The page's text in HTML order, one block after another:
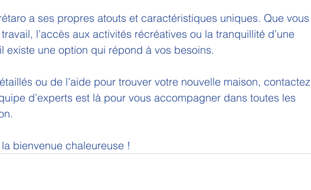
a ses propres atouts et caractéristiques uniques. Que vous
l’accès aux activités récréatives ou la tranquillité d’une
existe une option qui répond à vos besoins.
ou de l’aide pour trouver votre nouvelle maison, contactez
d’experts est là pour vous accompagner dans toutes les
bienvenue chaleureuse !